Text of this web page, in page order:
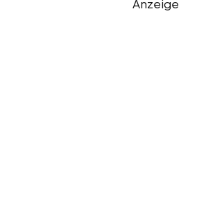
Anzeige